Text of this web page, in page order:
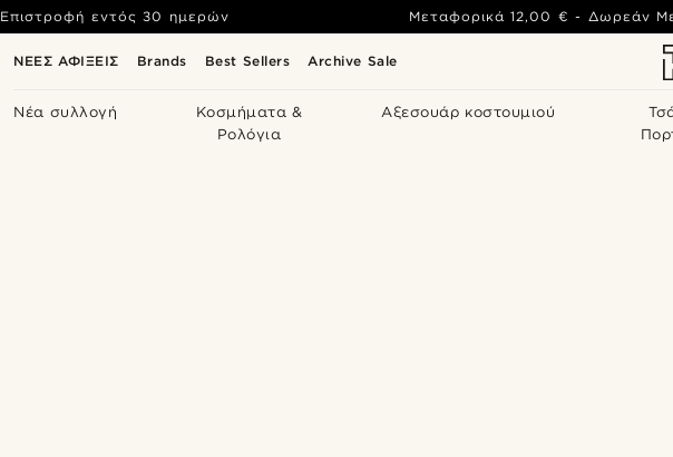
ΝΕΕΣ ΑΦΙΞΕΙΣ Brands Best Sellers Archive Sale
Νέα συλλογή
Κοσμήματα &
Ρολόγια
Αξεσουάρ κοστουμιού
Επιστροφή εντός 30 ημερών Μεταφορικά 12,00 € - Δωρεάν